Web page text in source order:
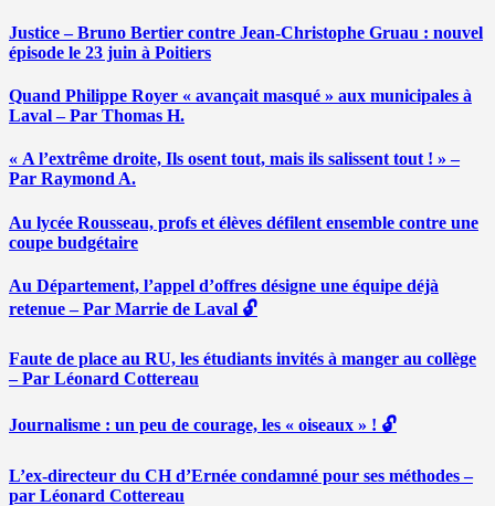
Justice – Bruno Bertier contre Jean-Christophe Gruau : nouvel
épisode le 23 juin à Poitiers
Quand Philippe Royer « avançait masqué » aux municipales à
Laval – Par Thomas H.
« A l’extrême droite, Ils osent tout, mais ils salissent tout ! » –
Par Raymond A.
Au lycée Rousseau, profs et élèves défilent ensemble contre une
coupe budgétaire
Au Département, l’appel d’offres désigne une équipe déjà
retenue – Par Marrie de Laval 🔓
Faute de place au RU, les étudiants invités à manger au collège
– Par Léonard Cottereau
Journalisme : un peu de courage, les « oiseaux » ! 🔓
L’ex-directeur du CH d’Ernée condamné pour ses méthodes –
par Léonard Cottereau